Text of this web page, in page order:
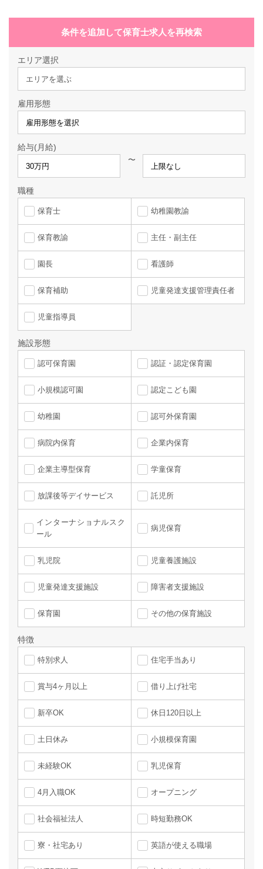
条件を追加して保育士求人を再検索
エリア選択
エリアを選ぶ
雇用形態
給与(月給)
〜
職種
保育士 幼稚園教諭
保育教諭 主任・副主任
園長 看護師
保育補助 児童発達支援管理責任者
児童指導員
施設形態
認可保育園 認証・認定保育園
小規模認可園 認定こども園
幼稚園 認可外保育園
病院内保育 企業内保育
企業主導型保育 学童保育
放課後等デイサービス 託児所
インターナショナルスク
ール
病児保育
乳児院 児童養護施設
児童発達支援施設 障害者支援施設
保育園 その他の保育施設
特徴
特別求人 住宅手当あり
賞与4ヶ月以上 借り上げ社宅
新卒OK 休日120日以上
土日休み 小規模保育園
未経験OK 乳児保育
4月入職OK オープニング
社会福祉法人 時短勤務OK
寮・社宅あり 英語が使える職場